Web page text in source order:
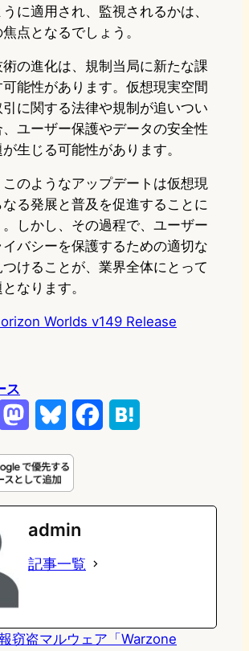
に適用され、監視されるかは、
点となるでしょう。
術の進化は、規制当局に新たな課
能性があります。仮想現実空間
に関する法律や規制が追いつい
ユーザー保護やデータの安全性
生じる可能性があります。
のようなアップデートは仮想現
る発展と普及を促進することに
しかし、その過程で、ユーザー
バシーを保護するための適切な
けることが、業界全体にとって
なります。
Worlds v149 Release
ス
s
t
o
d
n
u
e
s
k
e
k
e
admin
記事一覧
窃盗マルウェア「Warzone